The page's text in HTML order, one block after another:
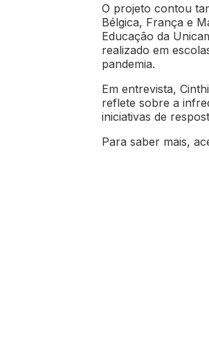
O projeto contou
Bélgica, França e
Educação da
realizado em
pandemia.
Em entrevista,
reflete sobre a
iniciativas de
Para saber mais,